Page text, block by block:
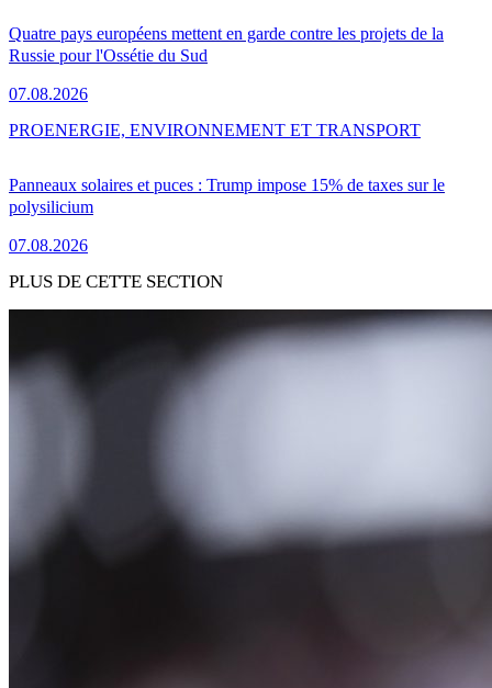
Quatre pays européens mettent en garde contre les projets de la
Russie pour l'Ossétie du Sud
07.08.2026
Panneaux solaires et puces : Trump impose 15% de taxes sur le
polysilicium
07.08.2026
PROENERGIE, ENVIRONNEMENT ET TRANSPORT
PLUS DE CETTE SECTION